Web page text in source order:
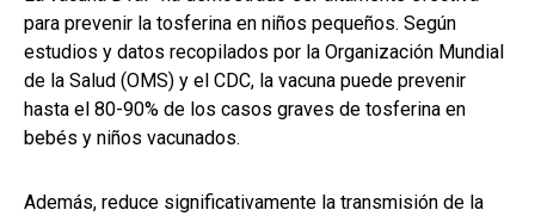
para prevenir la tosferina en niños pequeños. Según
estudios y datos recopilados por la Organización Mundial
de la Salud (OMS) y el CDC, la vacuna puede prevenir
hasta el 80-90% de los casos graves de tosferina en
bebés y niños vacunados.
Además, reduce significativamente la transmisión de la